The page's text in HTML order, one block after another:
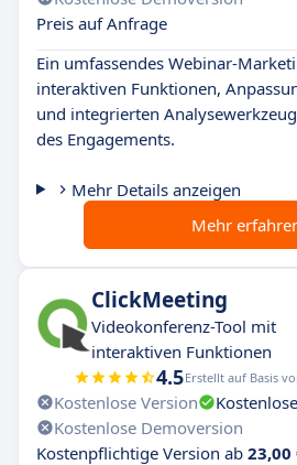
Preis auf Anfrage
Ein umfassendes Webinar-
interaktiven Funktionen,
und integrierten
des Engagements.
Mehr Details anzeigen
Mehr
ClickMeeting
Videokonferenz-Tool mit
interaktiven Funktionen
4.5Erstellt auf Basis
Kostenlose Version
Kostenlose Demoversion
Kostenpflichtige Version ab